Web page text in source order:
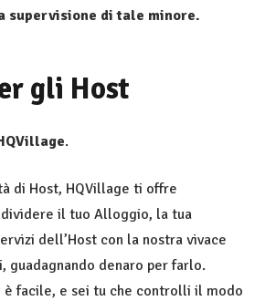
supervisione di tale minore.
gli Host
.
di Host, HQVillage ti offre
il tuo Alloggio, la tua
dell’Host con la nostra vivace
guadagnando denaro per farlo.
è facile, e sei tu che controlli il modo